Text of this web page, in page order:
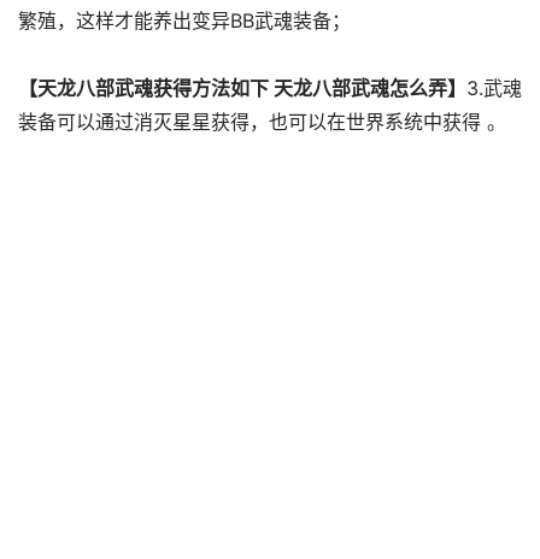
繁殖，这样才能养出变异BB武魂装备；
【天龙八部武魂获得方法如下 天龙八部武魂怎么弄】 3.武魂
装备可以通过消灭星星获得，也可以在世界系统中获得 。